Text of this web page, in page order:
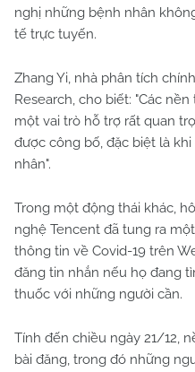
nghị những bệnh nhân
tế trực tuyến.
Zhang Yi, nhà phân tích
Research, cho biết: "Các
một vai trò hỗ trợ rất quan
được công bố, đặc biệt là
nhân".
Trong một động thái khác,
nghệ Tencent đã tung ra
thông tin về Covid-19 trên
đăng tin nhắn nếu họ đang
thuốc với những người cần.
Tính đến chiều ngày 21/12,
bài đăng, trong đó những